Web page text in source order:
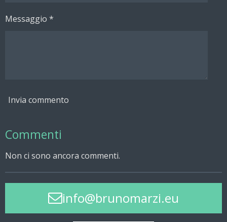
Messaggio *
Invia commento
Commenti
Non ci sono ancora commenti.
info@brunomarzi.eu